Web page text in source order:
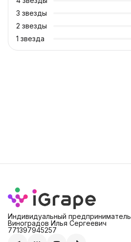
3 звезды
2 звезды
1 звезда
Индивидуальный предприниматель
Виноградов Илья Сергеевич
771397945257